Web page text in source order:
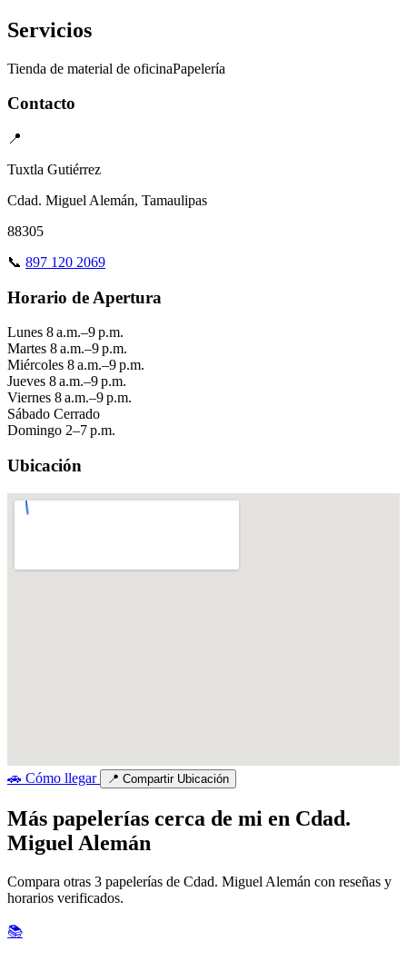
Servicios
Tienda de material de oficinaPapelería
Contacto
📍
Tuxtla Gutiérrez
Cdad. Miguel Alemán, Tamaulipas
88305
📞 897 120 2069
Horario de Apertura
Lunes 8 a.m.–9 p.m.
Martes 8 a.m.–9 p.m.
Miércoles 8 a.m.–9 p.m.
Jueves 8 a.m.–9 p.m.
Viernes 8 a.m.–9 p.m.
Sábado Cerrado
Domingo 2–7 p.m.
Ubicación
🚗 Cómo llegar 📍 Compartir Ubicación
Más papelerías cerca de mi en Cdad.
Miguel Alemán
Compara otras 3 papelerías de Cdad. Miguel Alemán con reseñas y
horarios verificados.
📚